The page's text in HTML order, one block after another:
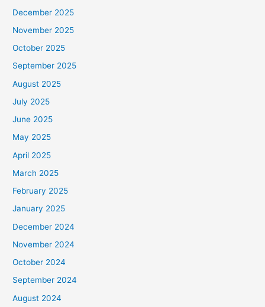
December 2025
November 2025
October 2025
September 2025
August 2025
July 2025
June 2025
May 2025
April 2025
March 2025
February 2025
January 2025
December 2024
November 2024
October 2024
September 2024
August 2024